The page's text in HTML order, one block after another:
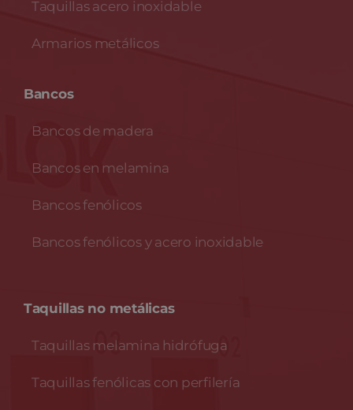
Taquillas acero inoxidable
Armarios metálicos
Bancos
Bancos de madera
Bancos en melamina
Bancos fenólicos
Bancos fenólicos y acero inoxidable
Taquillas no metálicas
Taquillas melamina hidrófuga
Taquillas fenólicas con perfilería